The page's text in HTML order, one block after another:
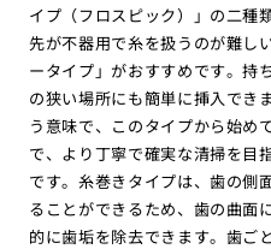
イプ（フロスピック）」の二種
先が不器用で糸を扱うのが難し
ータイプ」がおすすめです。持
の狭い場所にも簡単に挿入でき
う意味で、このタイプから始め
で、より丁寧で確実な清掃を目
です。糸巻きタイプは、歯の側
ることができるため、歯の曲面
的に歯垢を除去できます。歯ご